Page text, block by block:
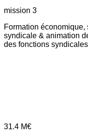
mission 3
Formation
syndicale & animation
des fonctions syndicales
31.4 M€